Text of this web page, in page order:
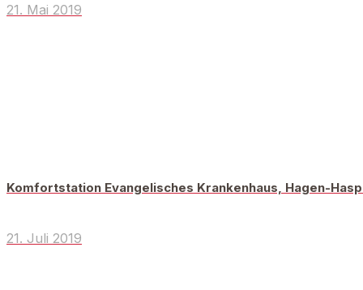
21. Mai 2019
Komfortstation Evangelisches Krankenhaus, Hagen-
21. Juli 2019